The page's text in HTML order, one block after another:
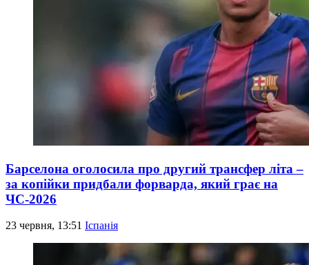
Барселона оголосила про другий трансфер літа –
за копійки придбали форварда, який грає на
ЧС-2026
23 червня, 13:51 Іспанія